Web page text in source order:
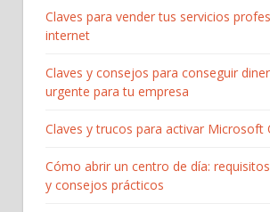
Claves para vender tus servicios
internet
Claves y consejos para conseguir
urgente para tu empresa
Claves y trucos para activar Microsoft
Cómo abrir un centro de día:
y consejos prácticos